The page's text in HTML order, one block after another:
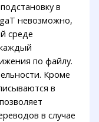
в
невозможно,
среде
по файлу.
Кроме
в
в случае